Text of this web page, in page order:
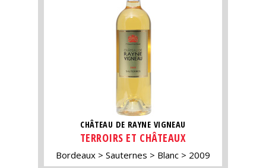
CHÂTEAU DE RAYNE VIGNEAU
TERROIRS ET CHÂTEAUX
Bordeaux Sauternes Blanc 2009